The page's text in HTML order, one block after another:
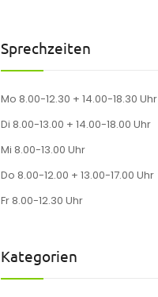
Sprechzeiten
Mo 8.00-12.30 + 14.00-18.30 Uhr
Di 8.00-13.00 + 14.00-18.00 Uhr
Mi 8.00-13.00 Uhr
Do 8.00-12.00 + 13.00-17.00 Uhr
Fr 8.00-12.30 Uhr
Kategorien